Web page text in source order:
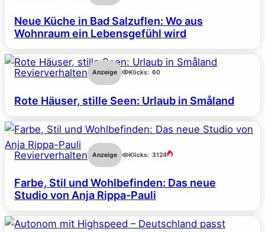
Neue Küche in Bad Salzuflen: Wo aus
Wohnraum ein Lebensgefühl wird
Revierverhalten Anzeige Klicks: 60
Rote Häuser, stille Seen: Urlaub in Småland
Revierverhalten Anzeige Klicks: 3124
Farbe, Stil und Wohlbefinden: Das neue
Studio von Anja Rippa-Pauli